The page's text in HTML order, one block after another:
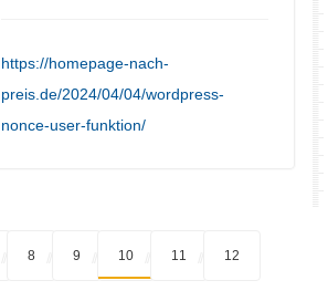
https://homepage-nach-
preis.de/2024/04/04/wordpress-
nonce-user-funktion/
8 9 10 11 12